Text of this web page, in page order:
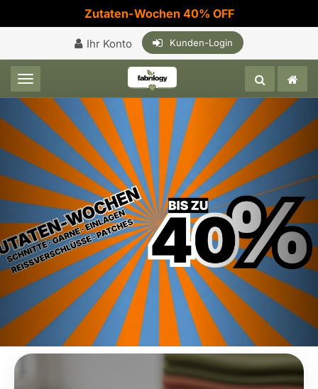
Zutaten-Wochen 40% OFF
Ihr Konto Kunden-Login
Toggle navigation